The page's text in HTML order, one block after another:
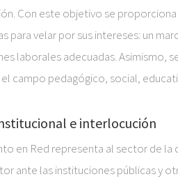
Con este objetivo se
para velar por sus intereses: un
laborales adecuadas. Asimismo,
el campo pedagógico, social,
e interlocución
en Red representa al sector de la
ante las instituciones públicas y